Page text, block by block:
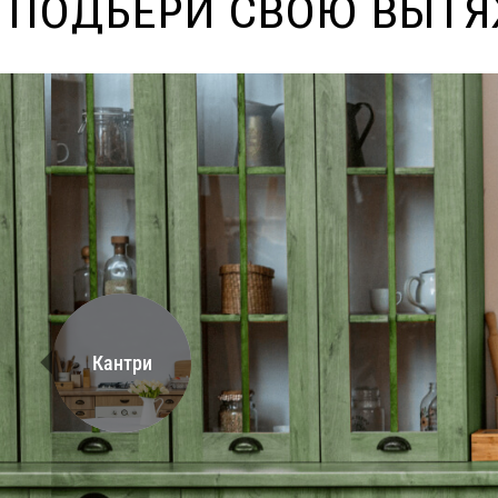
ПОДБЕРИ СВОЮ
Кантри